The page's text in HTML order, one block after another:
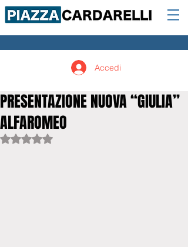
Accedi
PRESENTAZIONE NUOVA “GIULIA”
ALFAROMEO
Valutazione NaN stelle su 5.